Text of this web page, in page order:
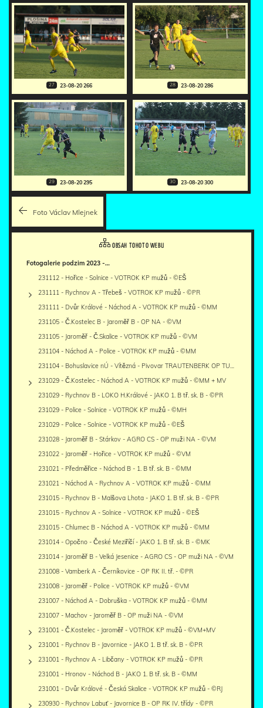
27 23-08-20 266 28 23-08-20 286
29 23-08-20 295 30 23-08-20 300
Foto Václav Mlejnek
OBSAH TOHOTO WEBU
Fotogalerie podzim 2023 -…
231112 - Hořice - Solnice - VOTROK KP mužů - ©EŠ
231111 - Rychnov A - Třebeš - VOTROK KP mužů - ©PR
231111 - Dvůr Králové - Náchod A - VOTROK KP mužů - ©MM
231105 - Č.Kostelec B - Jaroměř B - OP NA - ©VM
231105 - Jaroměř - Č.Skalice - VOTROK KP mužů - ©VM
231104 - Náchod A - Police - VOTROK KP mužů - ©MM
231104 - Bohuslavice nÚ - Vítězná - Pivovar TRAUTENBERK OP TU…
231029 - Č.Kostelec - Náchod A - VOTROK KP mužů - ©MM + MV
231029 - Rychnov B - LOKO H.Králové - JAKO 1. B tř. sk. B - ©PR
231029 - Police - Solnice - VOTROK KP mužů - ©MH
231029 - Police - Solnice - VOTROK KP mužů - ©EŠ
231028 - Jaroměř B - Stárkov - AGRO CS - OP muži NA - ©VM
231022 - Jaroměř - Hořice - VOTROK KP mužů - ©VM
231021 - Předměřice - Náchod B - 1. B tř. sk. B - ©MM
231021 - Náchod A - Rychnov A - VOTROK KP mužů - ©MM
231015 - Rychnov B - Malšova Lhota - JAKO 1. B tř. sk. B - ©PR
231015 - Rychnov A - Solnice - VOTROK KP mužů - ©EŠ
231015 - Chlumec B - Náchod A - VOTROK KP mužů - ©MM
231014 - Opočno - České Meziříčí - JAKO 1. B tř. sk. B - ©MK
231014 - Jaroměř B - Velká Jesenice - AGRO CS - OP muži NA - ©VM
231008 - Vamberk A - Černíkovice - OP RK II. tř. - ©PR
231008 - Jaroměř - Police - VOTROK KP mužů - ©VM
231007 - Náchod A - Dobruška - VOTROK KP mužů - ©MM
231007 - Machov - Jaroměř B - OP muži NA - ©VM
231001 - Č.Kostelec - Jaroměř - VOTROK KP mužů - ©VM+MV
231001 - Rychnov B - Javornice - JAKO 1. B tř. sk. B - ©PR
231001 - Rychnov A - Libčany - VOTROK KP mužů - ©PR
231001 - Hronov - Náchod B - JAKO 1. B tř. sk. B - ©MM
231001 - Dvůr Králové - Česká Skalice - VOTROK KP mužů - ©RJ
230930 - Rychnov Labuť - Javornice B - OP RK IV. třídy - ©PR